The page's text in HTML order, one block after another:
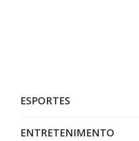
ESPORTES
ENTRETENIMENTO